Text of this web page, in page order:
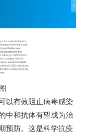
有效阻止病毒感染
中和抗体有望成为治
预防。这是科学抗疫